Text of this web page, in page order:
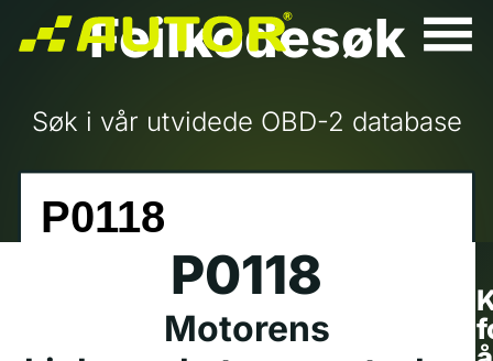
Feilkodesøk
Søk i vår utvidede OBD-2 database
P0118
Motorens